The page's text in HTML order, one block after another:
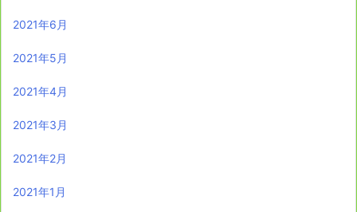
2021年6月
2021年5月
2021年4月
2021年3月
2021年2月
2021年1月